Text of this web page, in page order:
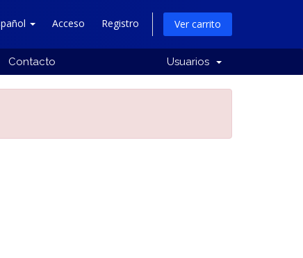
Acceso Registro Ver carrito
Contacto Usuarios